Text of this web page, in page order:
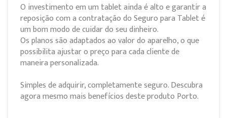
O investimento em um tablet ainda é alto e garantir a
reposição com a contratação do Seguro para Tablet é
um bom modo de cuidar do seu dinheiro.
Os planos são adaptados ao valor do aparelho, o que
possibilita ajustar o preço para cada cliente de
maneira personalizada.
Simples de adquirir, completamente seguro. Descubra
agora mesmo mais benefícios deste produto Porto.